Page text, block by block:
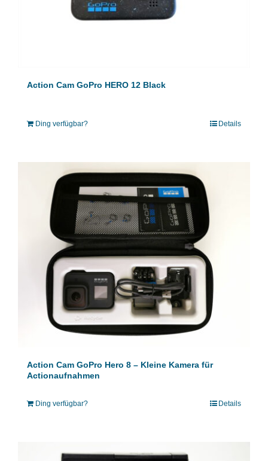
Action Cam GoPro HERO 12 Black
Ding verfügbar? Details
Action Cam GoPro Hero 8 – Kleine Kamera für
Actionaufnahmen
Ding verfügbar? Details